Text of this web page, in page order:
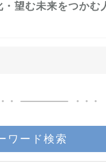
・望む未来をつかむ
ワード検索